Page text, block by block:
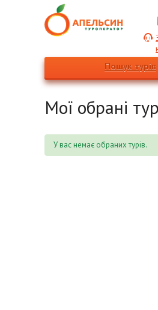
Пошук турів
Мої обрані
У вас немає обраних турів.